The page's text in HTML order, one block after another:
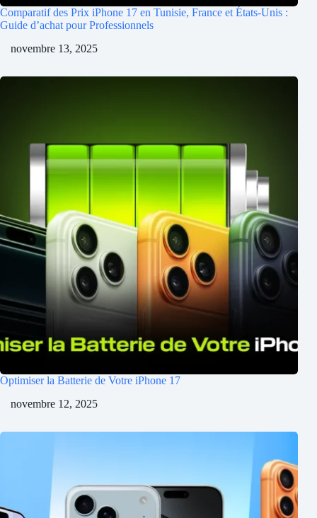
Comparatif des Prix iPhone 17 en Tunisie, France et États-Unis :
Guide d’achat pour Professionnels
novembre 13, 2025
Optimiser la Batterie de Votre iPhone 17
novembre 12, 2025